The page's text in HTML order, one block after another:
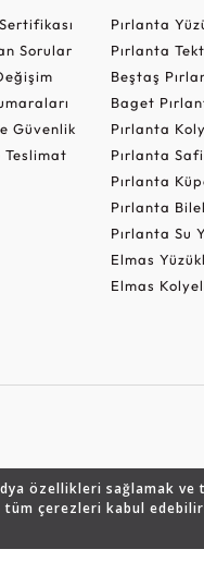
özellikleri sağlamak
tüm çerezleri kabul
Sorular
Güvenlik
Teslimat
Pırlanta
Pırlanta
Beştaş
Baget
Pırlanta
Pırlanta
Pırlanta
Pırlanta
Pırlanta Su
Elmas
Elmas
Copyright © 2026